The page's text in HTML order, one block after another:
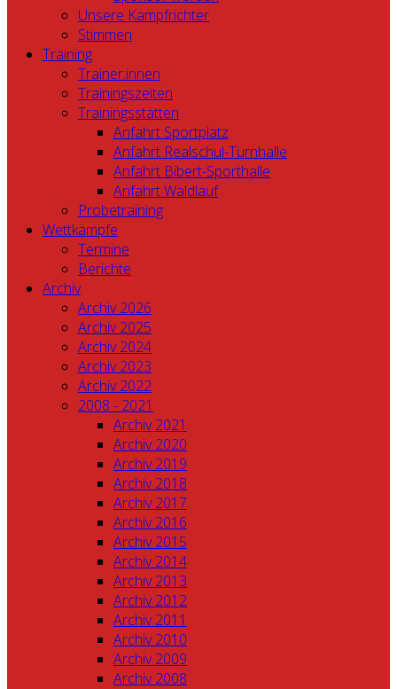
Unsere Kampfrichter
Stimmen
Training
Trainer:innen
Trainingszeiten
Trainingsstätten
Anfahrt Sportplatz
Anfahrt Realschul-Turnhalle
Anfahrt Bibert-Sporthalle
Anfahrt Waldlauf
Probetraining
Wettkämpfe
Termine
Berichte
Archiv
Archiv 2026
Archiv 2025
Archiv 2024
Archiv 2023
Archiv 2022
2008 - 2021
Archiv 2021
Archiv 2020
Archiv 2019
Archiv 2018
Archiv 2017
Archiv 2016
Archiv 2015
Archiv 2014
Archiv 2013
Archiv 2012
Archiv 2011
Archiv 2010
Archiv 2009
Archiv 2008